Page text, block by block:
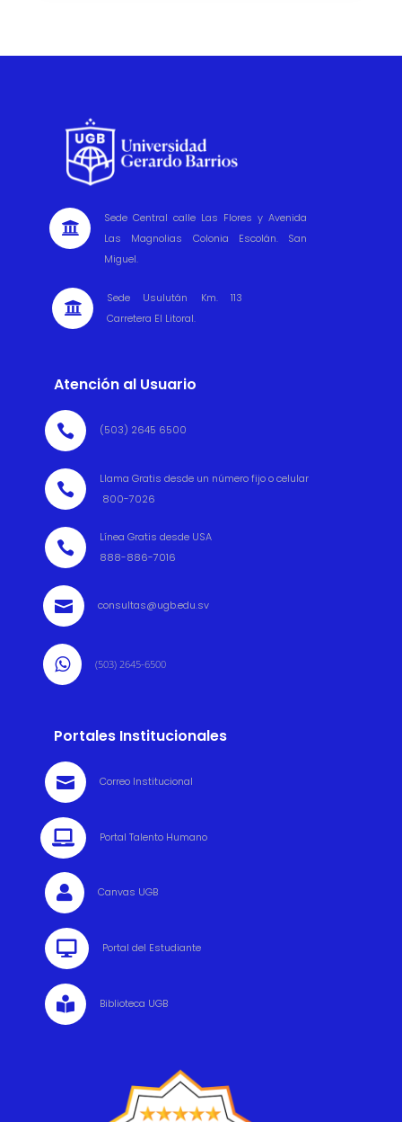

Sede Central calle Las Flores y Avenida
Las Magnolias Colonia Escolán. San
Miguel.

Sede Usulután Km. 113
Carretera El Litoral.
Atención al Usuario
 (503) 2645 6500

Llama Gratis desde un número fijo o celular
800-7026

Línea Gratis desde USA
888-886-7016
 consultas@ugb.edu.sv
 (503) 2645-6500
Portales Institucionales
 Correo Institucional
 Portal Talento Humano
 Canvas UGB
 Portal del Estudiante
 Biblioteca UGB